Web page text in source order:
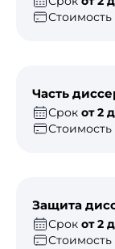
Стоимость
Часть
Срок от 2
Стоимость
Защита
Срок от 2
Стоимость